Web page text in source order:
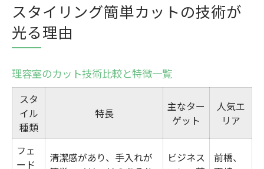
スタイリング簡単カットの技術が
光る理由
理容室のカット技術比較と特徴一覧
スタ
イル
種類
特長
主なター
ゲット
人気エ
リア
フェ
ード
清潔感があり、手入れが
ビジネス
前橋、